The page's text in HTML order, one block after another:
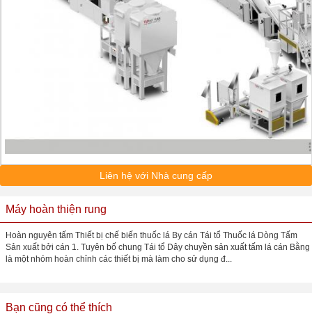
Liên hệ với Nhà cung cấp
Máy hoàn thiện rung
Hoàn nguyên tấm Thiết bị chế biến thuốc lá By cán Tái tổ Thuốc lá Dòng Tấm
Sản xuất bởi cán 1. Tuyên bố chung Tái tổ Dây chuyền sản xuất tấm lá cán Bằng
là một nhóm hoàn chỉnh các thiết bị mà làm cho sử dụng đ...
Bạn cũng có thể thích